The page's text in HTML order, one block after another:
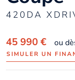
420DA
45 990 € ou
SIMULER UN